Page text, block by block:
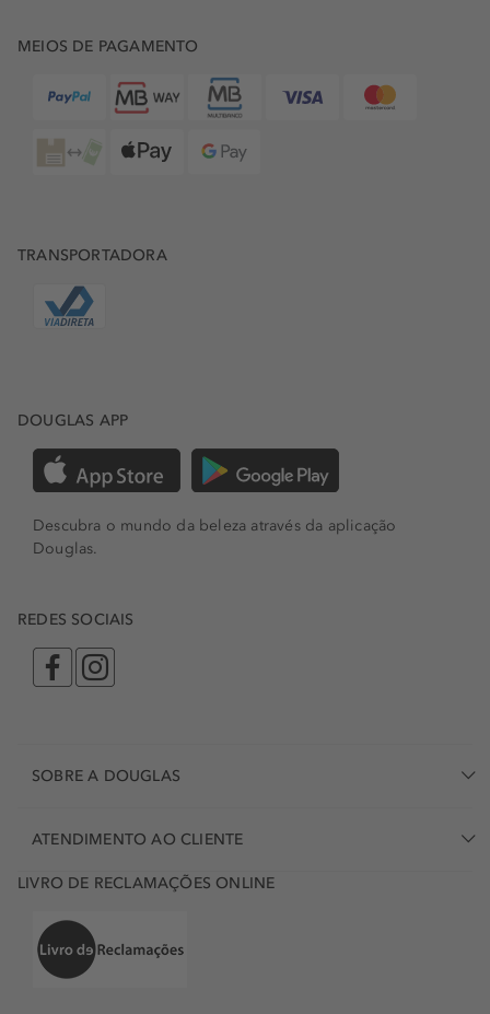
MEIOS DE PAGAMENTO
TRANSPORTADORA
DOUGLAS APP
Descubra o mundo da beleza através da aplicação
Douglas.
REDES SOCIAIS
SOBRE A DOUGLAS
ATENDIMENTO AO CLIENTE
LIVRO DE RECLAMAÇÕES ONLINE